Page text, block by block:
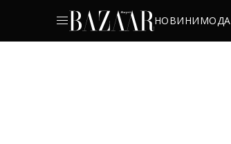
НОВИНИМОДА